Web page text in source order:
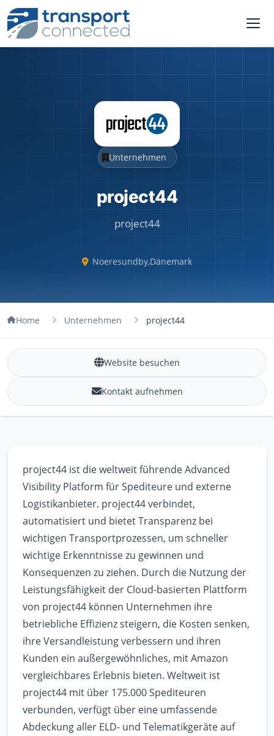
Unternehmen
project44
project44
Noeresundby,Dänemark
Home Unternehmen project44
Website besuchen
Kontakt aufnehmen
project44 ist die weltweit führende Advanced
Visibility Platform für Spediteure und externe
Logistikanbieter. project44 verbindet,
automatisiert und bietet Transparenz bei
wichtigen Transportprozessen, um schneller
wichtige Erkenntnisse zu gewinnen und
Konsequenzen zu ziehen. Durch die Nutzung der
Leistungsfähigkeit der Cloud-basierten Plattform
von project44 können Unternehmen ihre
betriebliche Effizienz steigern, die Kosten senken,
ihre Versandleistung verbessern und ihren
Kunden ein außergewöhnliches, mit Amazon
vergleichbares Erlebnis bieten. Weltweit ist
project44 mit über 175.000 Spediteuren
verbunden, verfügt über eine umfassende
Abdeckung aller ELD- und Telematikgeräte auf